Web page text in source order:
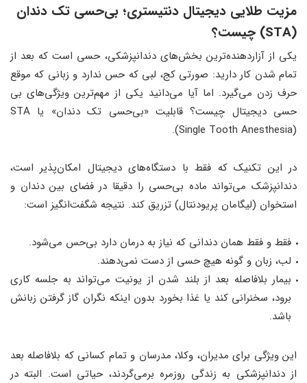
مزیت طلایی دیجیتال دنتیستری؛ بی‌حسی تک دندان
(STA) چیست؟
یکی از آزاردهنده‌ترین بخش‌های دندانپزشکی، حسی است که بعد از
تمام شدن کار دارید: صورتی کج، لبی که حس ندارد و زبانی که موقع
حرف زدن می‌گیرد. اما آیا می‌دانید یکی از مهم‌ترین ویژگی‌های بی
حسی دیجیتال چیست؟ قابلیت «بی‌حسی تک دندان» یا STA
(Single Tooth Anesthesia).
در این تکنیک که فقط با دستگاه‌های دیجیتال امکان‌پذیر است،
دندانپزشک می‌تواند ماده بی‌حسی را دقیقا در فضای بین دندان و
استخوان (لیگامان پریودنتال) تزریق کند. نتیجه شگفت‌انگیز است:
فقط و فقط همان دندانی که نیاز به درمان دارد بی‌حس می‌شود.
لب، زبان و گونه هیچ حسی از دست نمی‌دهند.
بیمار بلافاصله بعد از بلند شدن از یونیت می‌تواند به جلسه کاری
برود، سخنرانی کند یا غذا بخورد بدون اینکه نگران گاز گرفتن زبانش
باشد.
این ویژگی برای مدیران، وکلا، مدرسان و تمام کسانی که بلافاصله بعد
از دندانپزشکی به زندگی روزمره برمی‌گردند، حیاتی است. البته در